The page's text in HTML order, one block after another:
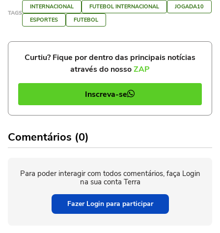
TAGS
INTERNACIONAL FUTEBOL INTERNACIONAL
JOGADA10
ESPORTES
FUTEBOL
Curtiu? Fique por dentro das principais notícias
através do nossoZAP
Inscreva-se
Comentários (0)
Para poder interagir com todos comentários, faça Login
na sua conta Terra
Fazer Login para participar